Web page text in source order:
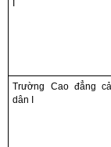
Trường Cao đẳng
dân I